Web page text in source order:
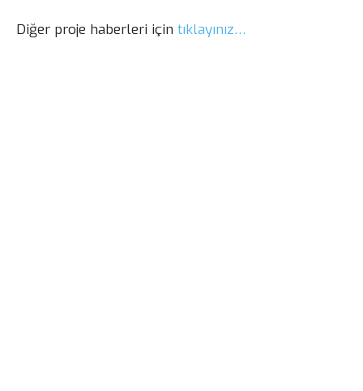
Diğer proje haberleri için tıklayınız…